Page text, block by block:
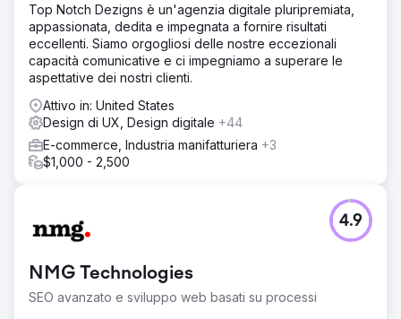
Top Notch Dezigns è un'agenzia digitale pluripremiata,
appassionata, dedita e impegnata a fornire risultati
eccellenti. Siamo orgogliosi delle nostre eccezionali
capacità comunicative e ci impegniamo a superare le
aspettative dei nostri clienti.
Attivo in: United States
Design di UX, Design digitale +44
E-commerce, Industria manifatturiera +3
$1,000 - 2,500
NMG Technologies
SEO avanzato e sviluppo web basati su processi
4.9